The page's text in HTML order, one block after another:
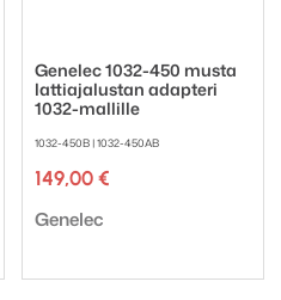
Genelec 1032-450 musta
lattiajalustan adapteri
1032-mallille
1032-450B | 1032-450AB
149,00 €
Tuotemerkki:
Genelec